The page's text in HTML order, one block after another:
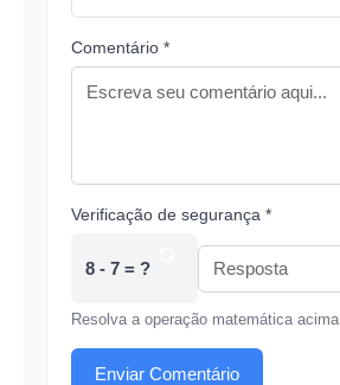
Comentário *
Verificação de segurança *
8 - 7 = ?
Resolva a operação matemática acima
Enviar Comentário